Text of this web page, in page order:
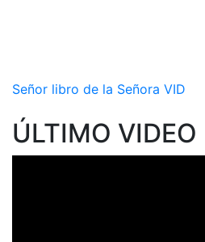
Señor libro de la Señora VID
ÚLTIMO VIDEO